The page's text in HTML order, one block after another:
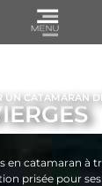
UN CATAMARAN
en catamaran à
prisée pour